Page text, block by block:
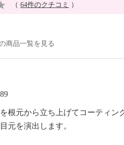
（ 64件のクチコミ ）
商品一覧を見る
根元から立ち上げてコーティン
元を演出します。